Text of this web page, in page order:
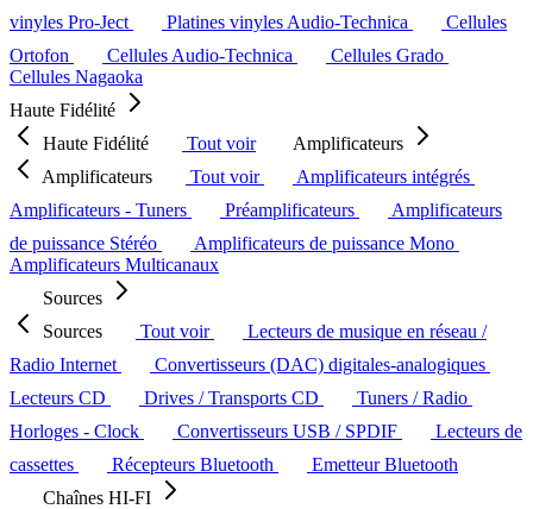
vinyles Pro-Ject
Platines vinyles Audio-Technica
Cellules
Ortofon
Cellules Audio-Technica
Cellules Grado
Cellules Nagaoka
Haute Fidélité
Haute Fidélité
Tout voir
Amplificateurs
Amplificateurs
Tout voir
Amplificateurs intégrés
Amplificateurs - Tuners
Préamplificateurs
Amplificateurs
de puissance Stéréo
Amplificateurs de puissance Mono
Amplificateurs Multicanaux
Sources
Sources
Tout voir
Lecteurs de musique en réseau /
Radio Internet
Convertisseurs (DAC) digitales-analogiques
Lecteurs CD
Drives / Transports CD
Tuners / Radio
Horloges - Clock
Convertisseurs USB / SPDIF
Lecteurs de
cassettes
Récepteurs Bluetooth
Emetteur Bluetooth
Chaînes HI-FI